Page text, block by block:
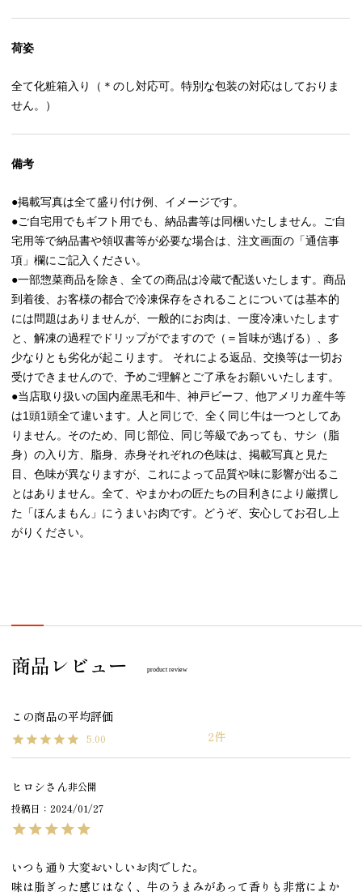
荷姿
全て化粧箱入り（＊のし対応可。特別な包装の対応はしておりま
せん。）
備考
●掲載写真は全て盛り付け例、イメージです。
●ご自宅用でもギフト用でも、納品書等は同梱いたしません。ご自
宅用等で納品書や領収書等が必要な場合は、注文画面の「通信事
項」欄にご記入ください。
●一部惣菜商品を除き、全ての商品は冷蔵で配送いたします。商品
到着後、お客様の都合で冷凍保存をされることについては基本的
には問題はありませんが、一般的にお肉は、一度冷凍いたします
と、解凍の過程でドリップがでますので（＝旨味が逃げる）、多
少なりとも劣化が起こります。 それによる返品、交換等は一切お
受けできませんので、予めご理解とご了承をお願いいたします。
●当店取り扱いの国内産黒毛和牛、神戸ビーフ、他アメリカ産牛等
は1頭1頭全て違います。人と同じで、全く同じ牛は一つとしてあ
りません。そのため、同じ部位、同じ等級であっても、サシ（脂
身）の入り方、脂身、赤身それぞれの色味は、掲載写真と見た
目、色味が異なりますが、これによって品質や味に影響が出るこ
とはありません。全て、やまかわの匠たちの目利きにより厳撰し
た「ほんまもん」にうまいお肉です。どうぞ、安心してお召し上
がりください。
商品レビュー product review
5.00 2
ヒロシ
非公開
投稿日
2024/01/27
いつも通り大変おいしいお肉でした。
味は脂ぎった感じはなく、牛のうまみがあって香りも非常によか